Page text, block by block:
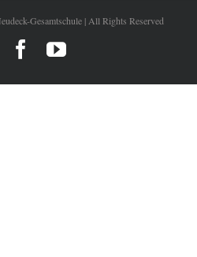
Gesamtschule | All Rights Reserved
Facebook
YouTube